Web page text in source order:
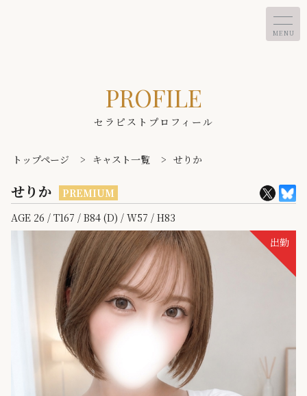
MENU
セラピストプロフィール
PROFILE
トップページ > キャスト一覧 > せりか
出勤
せりか
PREMIUM
AGE 26 / T167 / B84 (D) / W57 / H83